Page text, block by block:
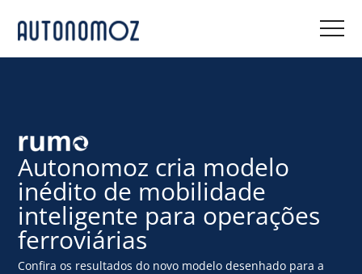
Autonomoz cria modelo
inédito de mobilidade
inteligente para operações
ferroviárias
Confira os resultados do novo modelo desenhado para a